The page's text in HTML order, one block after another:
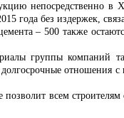
непосредственно в
года без издержек,
– 500 также
группы компаний
отношения
всем строителям